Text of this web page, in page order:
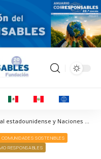
Corresponsables > Noticias > Multinacional estadounidense y Naciones Unidas presentan herramientas para pronosticar el acceso a la energía y la equidad energética
SOSTENIBLES
RESPONSABLES